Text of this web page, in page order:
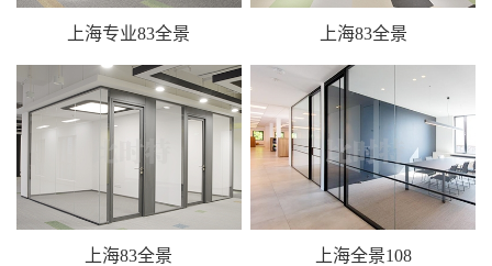
上海专业83全景 上海83全景
上海83全景 上海全景108